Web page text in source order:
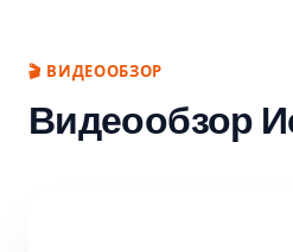
🎬 ВИДЕООБЗОР
Видеообзор